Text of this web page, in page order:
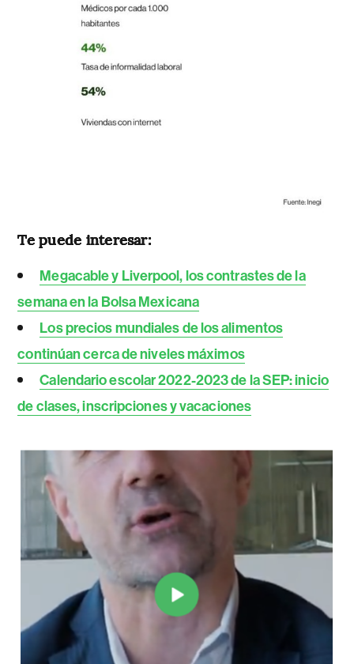
Te puede interesar:
Megacable y Liverpool, los contrastes de la
semana en la Bolsa Mexicana
Los precios mundiales de los alimentos
continúan cerca de niveles máximos
Calendario escolar 2022-2023 de la SEP: inicio
de clases, inscripciones y vacaciones